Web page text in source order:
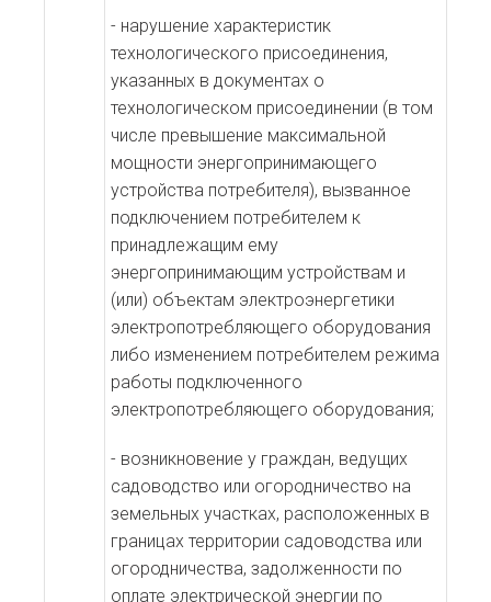
- нарушение характеристик
технологического присоединения,
указанных в документах о
технологическом присоединении (в том
числе превышение максимальной
мощности энергопринимающего
устройства потребителя), вызванное
подключением потребителем к
принадлежащим ему
энергопринимающим устройствам и
(или) объектам электроэнергетики
электропотребляющего оборудования
либо изменением потребителем режима
работы подключенного
электропотребляющего оборудования;
- возникновение у граждан, ведущих
садоводство или огородничество на
земельных участках, расположенных в
границах территории садоводства или
огородничества, задолженности по
оплате электрической энергии по